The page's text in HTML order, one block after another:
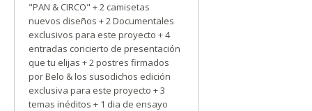
"PAN & CIRCO" + 2 camisetas
nuevos diseños + 2 Documentales
exclusivos para este proyecto + 4
entradas concierto de presentación
que tu elijas + 2 postres firmados
por Belo & los susodichos edición
exclusiva para este proyecto + 3
temas inéditos + 1 dia de ensayo